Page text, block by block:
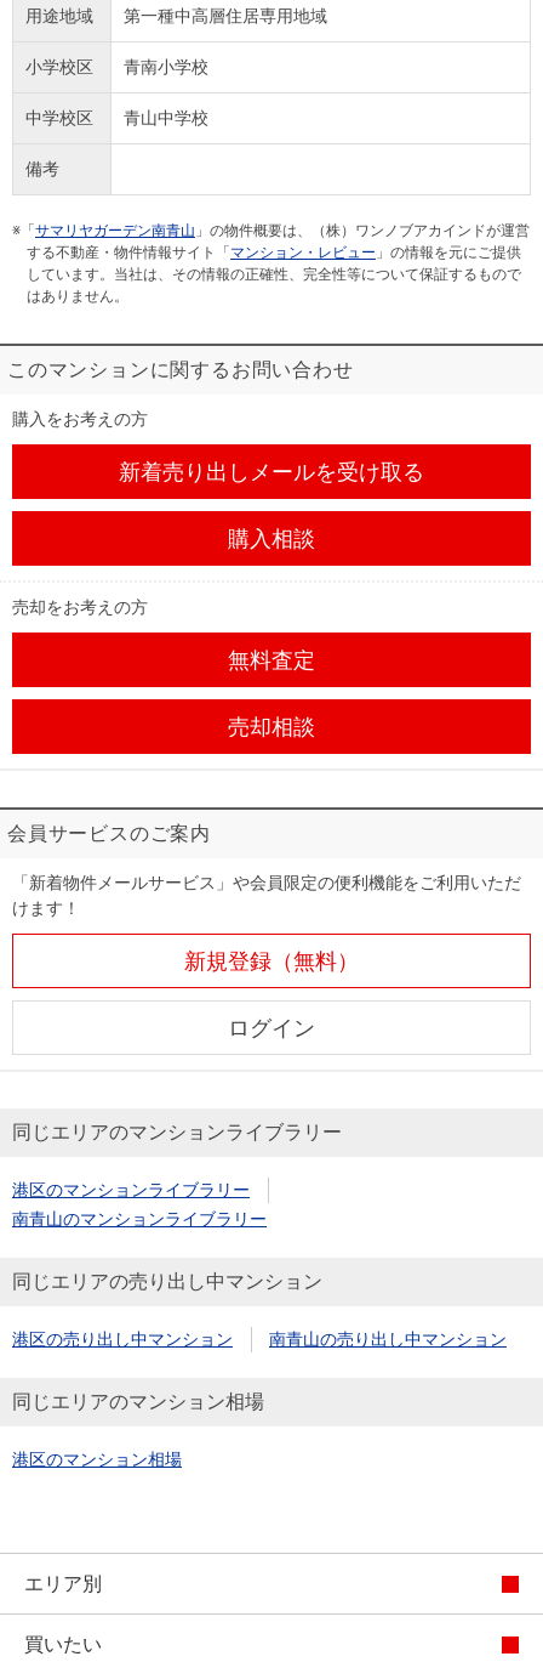
用途地域 第一種中高層住居専用地域
小学校区 青南小学校
中学校区 青山中学校
備考
※「 サマリヤガーデン南青山 」の物件概要は、（株）ワンノブアカインドが運営
する不動産・物件情報サイト「 マンション・レビュー 」の情報を元にご提供
しています。当社は、その情報の正確性、完全性等について保証するもので
はありません。
このマンションに関するお問い合わせ
購入をお考えの方
新着売り出しメールを受け取る
購入相談
売却をお考えの方
無料査定
売却相談
会員サービスのご案内
「新着物件メールサービス」や会員限定の便利機能をご利用いただ
けます！
新規登録（無料）
ログイン
同じエリアのマンションライブラリー
港区のマンションライブラリー
南青山のマンションライブラリー
同じエリアの売り出し中マンション
港区の売り出し中マンション 南青山の売り出し中マンション
同じエリアのマンション相場
港区のマンション相場
エリア別
買いたい